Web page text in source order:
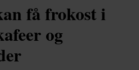
få frokost i
og